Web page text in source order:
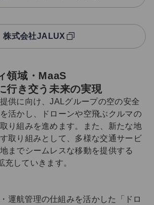
株式会社JALUX
領域・MaaS
行き交う未来の実現
供に向け、JALグループの空の安全
活かし、ドローンや空飛ぶクルマの
り組みを進めます。また、新たな地
取り組みとして、多様な交通サービ
までシームレスな移動を提供する
充していきます。
運航管理の仕組みを活かした「ドロ